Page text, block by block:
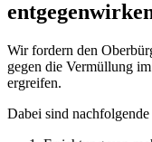
Wir fordern den
gegen die Vermüllung
ergreifen.
Dabei sind